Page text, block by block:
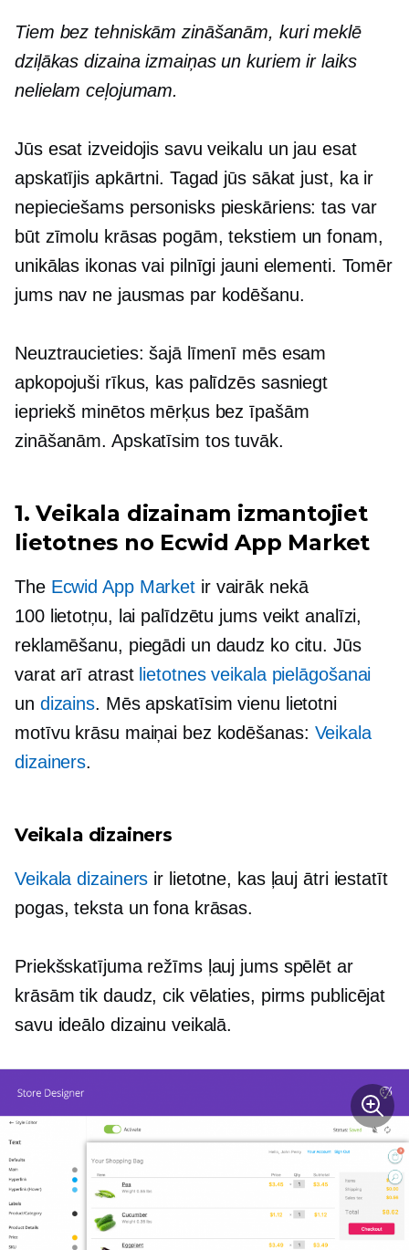
Tiem bez tehniskām zināšanām, kuri meklē
dziļākas dizaina izmaiņas un kuriem ir laiks
nelielam ceļojumam.
Jūs esat izveidojis savu veikalu un jau esat
apskatījis apkārtni. Tagad jūs sākat just, ka ir
nepieciešams personisks pieskāriens: tas var
būt zīmolu krāsas pogām, tekstiem un fonam,
unikālas ikonas vai pilnīgi jauni elementi. Tomēr
jums nav ne jausmas par kodēšanu.
Neuztraucieties: šajā līmenī mēs esam
apkopojuši rīkus, kas palīdzēs sasniegt
iepriekš minētos mērķus bez īpašām
zināšanām. Apskatīsim tos tuvāk.
1. Veikala dizainam izmantojiet
lietotnes no Ecwid App Market
The Ecwid App Market ir vairāk nekā
100 lietotņu, lai palīdzētu jums veikt analīzi,
reklamēšanu, piegādi un daudz ko citu. Jūs
varat arī atrast lietotnes veikala pielāgošanai
un dizains. Mēs apskatīsim vienu lietotni
motīvu krāsu maiņai bez kodēšanas: Veikala
dizainers.
Veikala dizainers
Veikala dizainers ir lietotne, kas ļauj ātri iestatīt
pogas, teksta un fona krāsas.
Priekšskatījuma režīms ļauj jums spēlēt ar
krāsām tik daudz, cik vēlaties, pirms publicējat
savu ideālo dizainu veikalā.